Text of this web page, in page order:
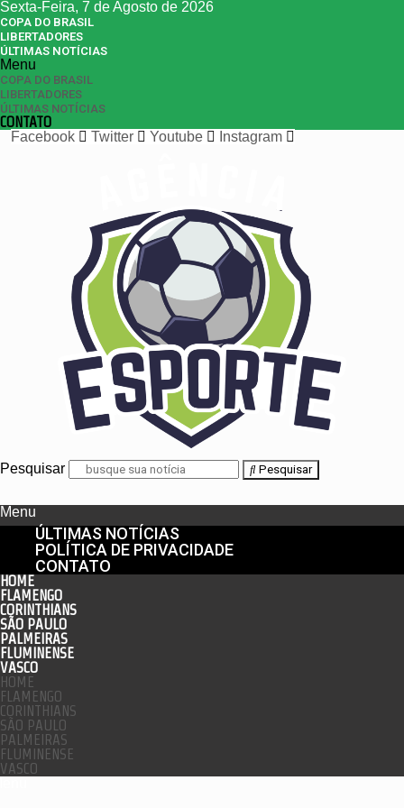
Sexta-Feira, 7 de Agosto de 2026
COPA DO BRASIL
LIBERTADORES
ÚLTIMAS NOTÍCIAS
Menu
COPA DO BRASIL
LIBERTADORES
ÚLTIMAS NOTÍCIAS
CONTATO
Facebook
Twitter Youtube Instagram
Pesquisar Pesquisar
Menu
ÚLTIMAS NOTÍCIAS
POLÍTICA DE PRIVACIDADE
CONTATO
HOME
FLAMENGO
CORINTHIANS
SÃO PAULO
PALMEIRAS
FLUMINENSE
VASCO
HOME
FLAMENGO
CORINTHIANS
SÃO PAULO
PALMEIRAS
FLUMINENSE
VASCO